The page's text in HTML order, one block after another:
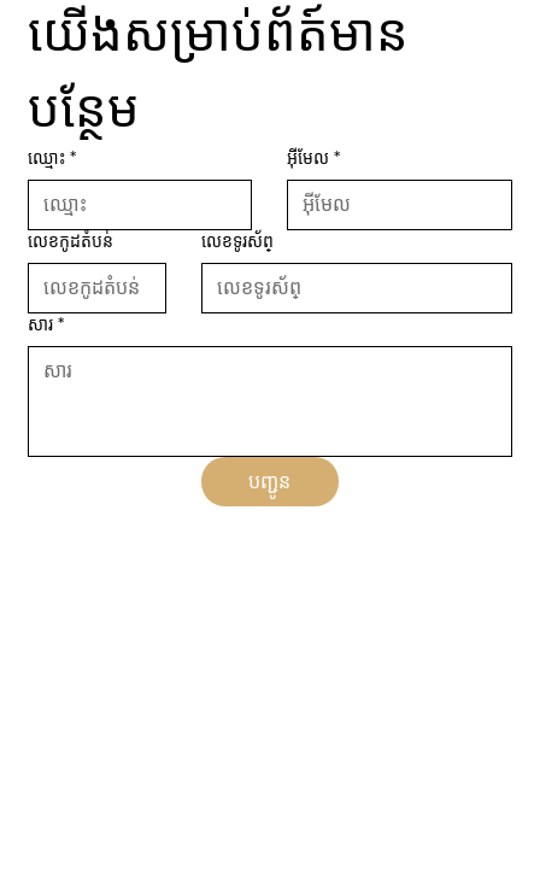
យើងសម្រាប់ព័ត៍មាន
បន្ថែម
ឈ្មោះ * អ៊ីមែល *
លេខកូដតំបន់ លេខទូរស័ព្
សារ *
បញ្ជូន